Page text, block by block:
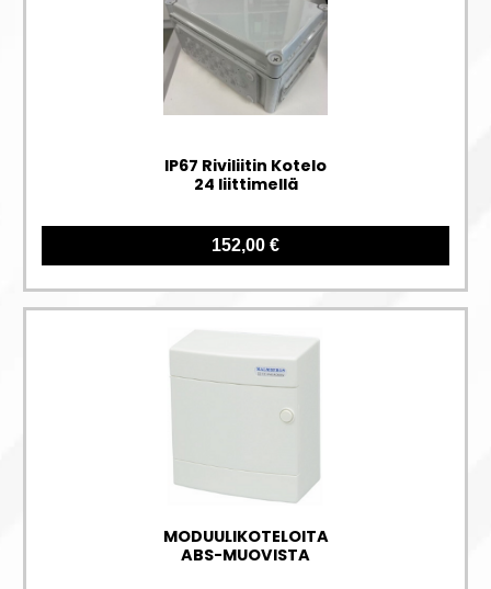
IP67 Riviliitin Kotelo
24 liittimellä
152,00 €
MODUULIKOTELOITA
ABS-MUOVISTA